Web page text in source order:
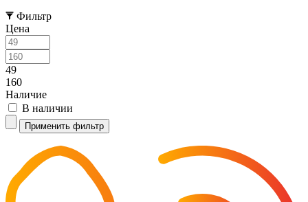
Фильтр
Цена
49
160
Наличие
В наличии